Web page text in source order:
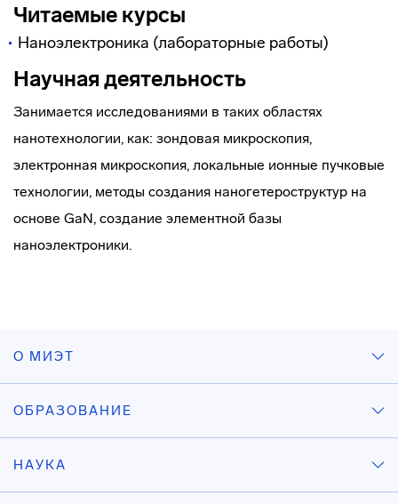
Читаемые курсы
Наноэлектроника (лабораторные работы)
Научная деятельность
Занимается исследованиями в таких областях
нанотехнологии, как: зондовая микроскопия,
электронная микроскопия, локальные ионные пучковые
технологии, методы создания наногетероструктур на
основе GaN, создание элементной базы
наноэлектроники.
О МИЭТ
ОБРАЗОВАНИЕ
НАУКА